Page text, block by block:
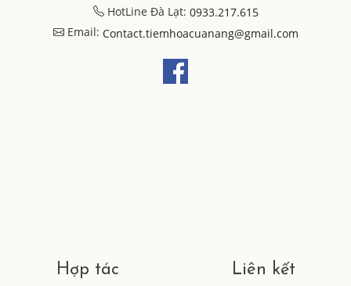
HotLine Đà Lạt: 0933.217.615
Email: Contact.tiemhoacuanang@gmail.com
Hợp tác Liên kết